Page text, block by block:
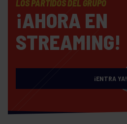
LOS PARTIDOS DEL GRUPO
¡AHORA EN
STREAMING!
¡ENTRA YA!